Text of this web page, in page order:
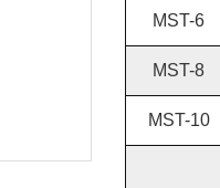
MST-6
MST-8
MST-10